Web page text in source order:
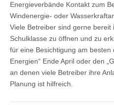
Energieverbände Kontakt zum
Windenergie- oder
Viele Betreiber sind gerne bereit
Schulklasse zu öffnen und zu
für eine Besichtigung am besten
Energien“ Ende April oder den
an denen viele Betreiber ihre
Planung ist hilfreich.